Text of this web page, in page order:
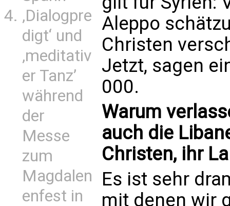
‚Dialogpre
digt‘ und
‚meditativ
er Tanz’
während
der
Messe
zum
Magdalen
enfest in
Aleppo
Christen
Jetzt, sagen
000.
Warum
auch die
Christen, ihr
Es ist sehr
mit denen wir